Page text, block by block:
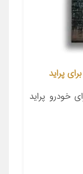
خودرو پراید